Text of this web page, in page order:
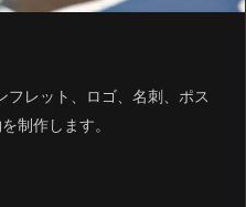
フレット、ロゴ、名刺、ポス
制作します。